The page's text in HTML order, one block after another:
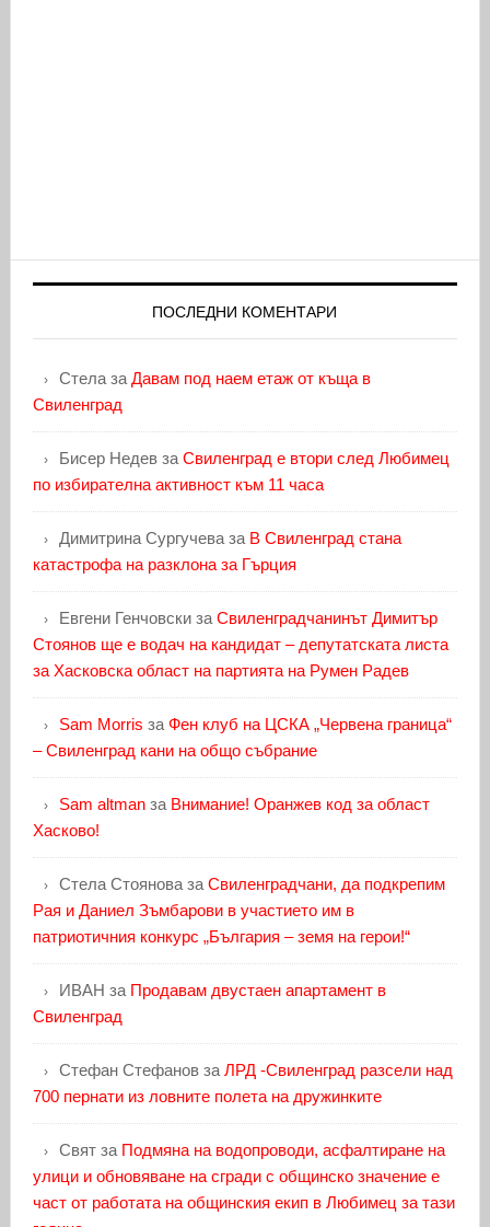
ПОСЛЕДНИ КОМЕНТАРИ
Стелаза Давам под наем етаж от къща в
Свиленград
Бисер Недевза Свиленград е втори след Любимец
по избирателна активност към 11 часа
Димитрина Сургучеваза В Свиленград стана
катастрофа на разклона за Гърция
Евгени Генчовскиза Свиленградчанинът Димитър
Стоянов ще е водач на кандидат – депутатската листа
за Хасковска област на партията на Румен Радев
Sam Morris за Фен клуб на ЦСКА „Червена граница“
– Свиленград кани на общо събрание
Sam altmanза Внимание! Оранжев код за област
Хасково!
Стела Стояноваза Свиленградчани, да подкрепим
Рая и Даниел Зъмбарови в участието им в
патриотичния конкурс „България – земя на герои!“
ИВАН за Продавам двустаен апартамент в
Свиленград
Стефан Стефановза ЛРД -Свиленград разсели над
700 пернати из ловните полета на дружинките
Святза Подмяна на водопроводи, асфалтиране на
улици и обновяване на сгради с общинско значение е
част от работата на общинския екип в Любимец за тази